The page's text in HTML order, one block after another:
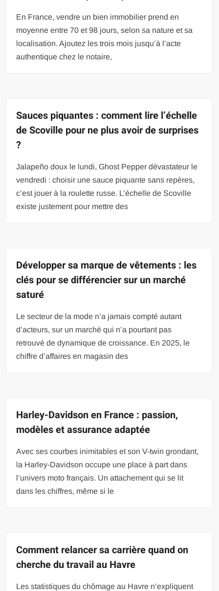
En France, vendre un bien immobilier prend en
moyenne entre 70 et 98 jours, selon sa nature et sa
localisation. Ajoutez les trois mois jusqu’à l’acte
authentique chez le notaire,
Sauces piquantes : comment lire l’échelle
de Scoville pour ne plus avoir de surprises
?
Jalapeño doux le lundi, Ghost Pepper dévastateur le
vendredi : choisir une sauce piquante sans repères,
c’est jouer à la roulette russe. L’échelle de Scoville
existe justement pour mettre des
Développer sa marque de vêtements : les
clés pour se différencier sur un marché
saturé
Le secteur de la mode n’a jamais compté autant
d’acteurs, sur un marché qui n’a pourtant pas
retrouvé de dynamique de croissance. En 2025, le
chiffre d’affaires en magasin des
Harley-Davidson en France : passion,
modèles et assurance adaptée
Avec ses courbes inimitables et son V-twin grondant,
la Harley-Davidson occupe une place à part dans
l’univers moto français. Un attachement qui se lit
dans les chiffres, même si le
Comment relancer sa carrière quand on
cherche du travail au Havre
Les statistiques du chômage au Havre n’expliquent